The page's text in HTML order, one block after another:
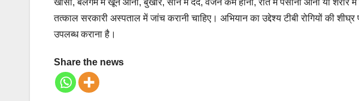
खांसी, बलगम में खून आना, बुखार, सीने में दर्द, वजन कम होना, रात में पसीना आना या शरीर
तत्काल सरकारी अस्पताल में जांच करानी चाहिए। अभियान का उद्देश्य टीबी रोगियों की
उपलब्ध कराना है।
Share the news